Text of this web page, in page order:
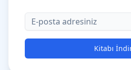
E-posta
Kitabı